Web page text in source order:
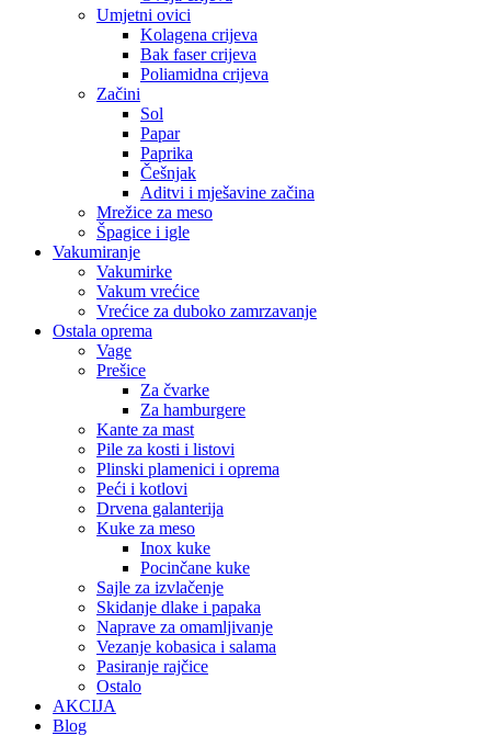
Umjetni ovici
Kolagena crijeva
Bak faser crijeva
Poliamidna crijeva
Začini
Sol
Papar
Paprika
Češnjak
Aditvi i mješavine začina
Mrežice za meso
Špagice i igle
Vakumiranje
Vakumirke
Vakum vrećice
Vrećice za duboko zamrzavanje
Ostala oprema
Vage
Prešice
Za čvarke
Za hamburgere
Kante za mast
Pile za kosti i listovi
Plinski plamenici i oprema
Peći i kotlovi
Drvena galanterija
Kuke za meso
Inox kuke
Pocinčane kuke
Sajle za izvlačenje
Skidanje dlake i papaka
Naprave za omamljivanje
Vezanje kobasica i salama
Pasiranje rajčice
Ostalo
AKCIJA
Blog